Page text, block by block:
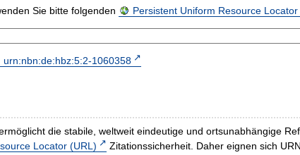
Sie bitte folgenden Persistent Uniform Resource Locator
urn:nbn:de:hbz:5:2-1060358
die stabile, weltweit eindeutige und ortsunabhängige
Locator (URL)
Zitationssicherheit. Daher eignen sich